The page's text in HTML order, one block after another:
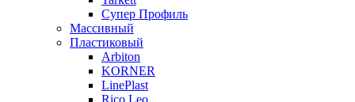
Супер Профиль
Массивный
Пластиковый
Arbiton
KORNER
LinePlast
Rico Leo